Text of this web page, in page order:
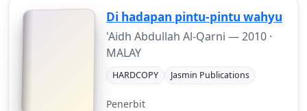
Di hadapan pintu-pintu wahyu
'Aidh Abdullah Al-Qarni —2010 ·
MALAY
HARDCOPY Jasmin Publications
Penerbit